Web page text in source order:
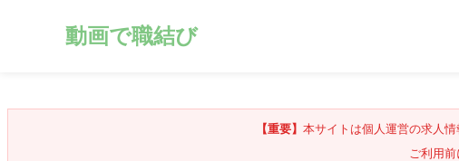
動画で職結び
【重要】 本サイトは個人運営の求人
ご利用前